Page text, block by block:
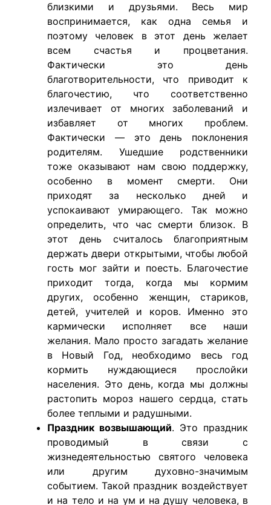
близкими и друзьями. Весь мир
воспринимается, как одна семья и
поэтому человек в этот день желает
всем счастья и процветания.
Фактически это день
благотворительности, что приводит к
благочестию, что соответственно
излечивает от многих заболеваний и
избавляет от многих проблем.
Фактически — это день поклонения
родителям. Ушедшие родственники
тоже оказывают нам свою поддержку,
особенно в момент смерти. Они
приходят за несколько дней и
успокаивают умирающего. Так можно
определить, что час смерти близок. В
этот день считалось благоприятным
держать двери открытыми, чтобы любой
гость мог зайти и поесть. Благочестие
приходит тогда, когда мы кормим
других, особенно женщин, стариков,
детей, учителей и коров. Именно это
кармически исполняет все наши
желания. Мало просто загадать желание
в Новый Год, необходимо весь год
кормить нуждающиеся прослойки
населения. Это день, когда мы должны
растопить мороз нашего сердца, стать
более теплыми и радушными.
Праздник возвышающий. Это праздник
проводимый в связи с
жизнедеятельностью святого человека
или другим духовно-значимым
событием. Такой праздник воздействует
и на тело и на ум и на душу человека, в